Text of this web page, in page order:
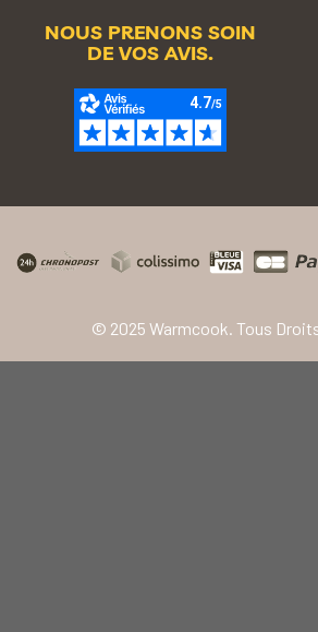
NOUS PRENONS SOIN
DE VOS AVIS.
© 2025 Warmcook. Tous